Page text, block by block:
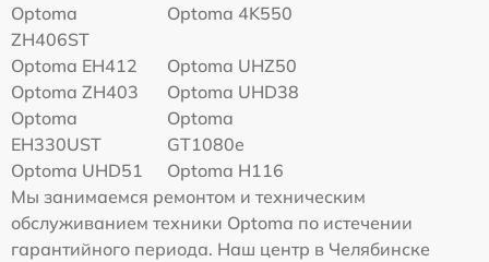
Optoma
ZH406ST
Optoma 4K550
Optoma EH412
Optoma UHZ50
Optoma ZH403
Optoma UHD38
Optoma
EH330UST
Optoma
GT1080e
Optoma UHD51
Optoma H116
Мы занимаемся ремонтом и техническим
обслуживанием техники Optoma по истечении
гарантийного периода. Наш центр в Челябинске